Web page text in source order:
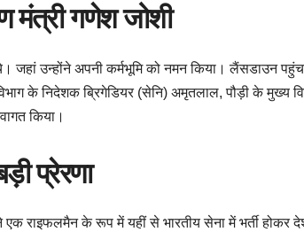
गणेश जोशी
उन्होंने अपनी कर्मभूमि को नमन किया। लैंसडाउन
के निदेशक ब्रिगेडियर (सेनि) अमृतलाल, पौड़ी के मुख्य
किया।
प्रेरणा
राइफलमैन के रूप में यहीं से भारतीय सेना में भर्ती होकर